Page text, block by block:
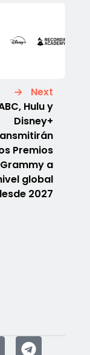
Next
Hulu y
Disney+
Premios
Grammy a
global
2027